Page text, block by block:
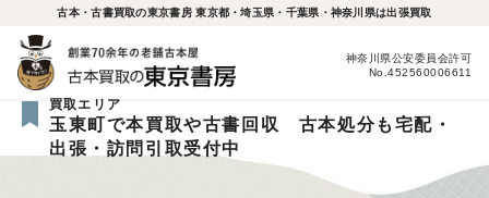
古本・古書買取の東京書房 東京都・埼玉県・千葉県・神奈川県は出張買取
神奈川県公安委員会許可
No.452560006611
買取エリア
玉東町で本買取や古書回収 古本処分も宅配・
出張・訪問引取受付中